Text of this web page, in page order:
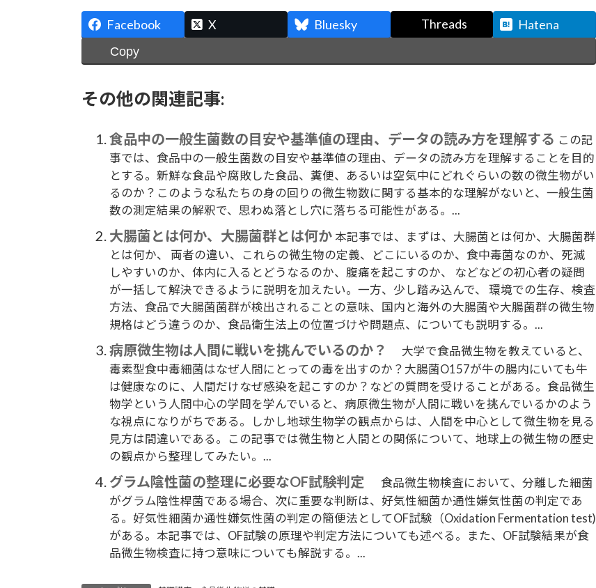
Facebook X Bluesky Threads Hatena
Copy
その他の関連記事:
食品中の一般生菌数の目安や基準値の理由、データの読み方を理解する この記
事では、食品中の一般生菌数の目安や基準値の理由、データの読み方を理解することを目的
とする。新鮮な食品や腐敗した食品、糞便、あるいは空気中にどれぐらいの数の微生物がい
るのか？このような私たちの身の回りの微生物数に関する基本的な理解がないと、一般生菌
数の測定結果の解釈で、思わぬ落とし穴に落ちる可能性がある。...
大腸菌とは何か、大腸菌群とは何か 本記事では、まずは、大腸菌とは何か、大腸菌群
とは何か、 両者の違い、これらの微生物の定義、どこにいるのか、食中毒菌なのか、死滅
しやすいのか、体内に入るとどうなるのか、腹痛を起こすのか、 などなどの初心者の疑問
が一括して解決できるように説明を加えたい。一方、少し踏み込んで、 環境での生存、検査
方法、食品で大腸菌菌群が検出されることの意味、国内と海外の大腸菌や大腸菌群の微生物
規格はどう違うのか、食品衛生法上の位置づけや問題点、についても説明する。...
病原微生物は人間に戦いを挑んでいるのか？
大学で食品微生物を教えていると、
毒素型食中毒細菌はなぜ人間にとっての毒を出すのか？大腸菌O157が牛の腸内にいても牛
は健康なのに、人間だけなぜ感染を起こすのか？などの質問を受けることがある。食品微生
物学という人間中心の学問を学んでいると、病原微生物が人間に戦いを挑んでいるかのよう
な視点になりがちである。しかし地球生物学の観点からは、人間を中心として微生物を見る
見方は間違いである。この記事では微生物と人間との関係について、地球上の微生物の歴史
の観点から整理してみたい。...
グラム陰性菌の整理に必要なOF試験判定
食品微生物検査において、分離した細菌
がグラム陰性桿菌である場合、次に重要な判断は、好気性細菌か通性嫌気性菌の判定であ
る。好気性細菌か通性嫌気性菌の判定の簡便法としてOF試験（Oxidation Fermentation test)
がある。本記事では、OF試験の原理や判定方法についても述べる。また、OF試験結果が食
品微生物検査に持つ意味についても解説する。...